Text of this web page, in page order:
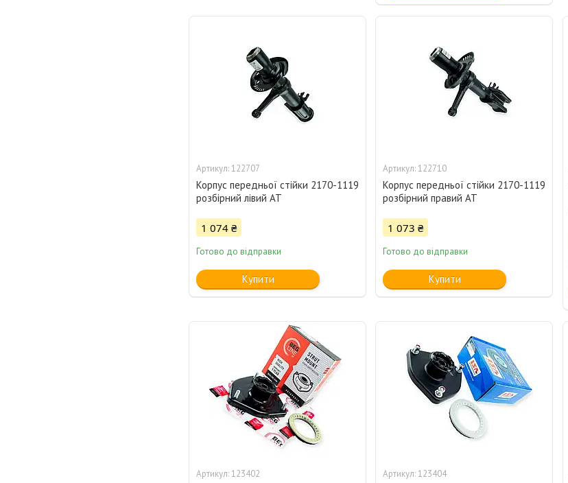
122707
Корпус передньої стійки 2170-1119
розбірний лівий АТ
1 074 ₴
Готово до відправки
Купити
122710
Корпус передньої стійки 2170-1119
розбірний правий АТ
1 073 ₴
Готово до відправки
Купити
123402 123404